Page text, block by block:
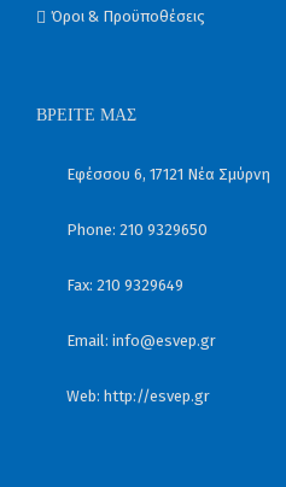
Όροι & Προϋποθέσεις
ΒΡΕΊΤΕ ΜΑΣ
Εφέσσου 6, 17121 Νέα Σμύρνη
Phone: 210 9329650
Fax: 210 9329649
Email: info@esvep.gr
Web: http://esvep.gr